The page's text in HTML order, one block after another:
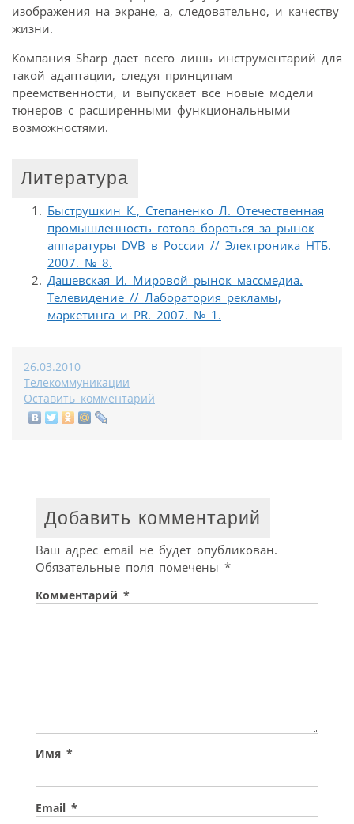
изображения на экране, а, следовательно, и качеству
жизни.
Компания Sharp дает всего лишь инструментарий для
такой адаптации, следуя принципам
преемственности, и выпускает все новые модели
тюнеров с расширенными функциональными
возможностями.
Литература
Быструшкин К., Степаненко Л. Отечественная
промышленность готова бороться за рынок
аппаратуры DVB в России // Электроника НТБ.
2007. № 8.
Дашевская И. Мировой рынок массмедиа.
Телевидение // Лаборатория рекламы,
маркетинга и PR. 2007. № 1.
26.03.2010
Телекоммуникации
Оставить комментарий
Добавить комментарий
Ваш адрес email не будет опубликован.
Обязательные поля помечены *
Комментарий *
Имя *
Email *